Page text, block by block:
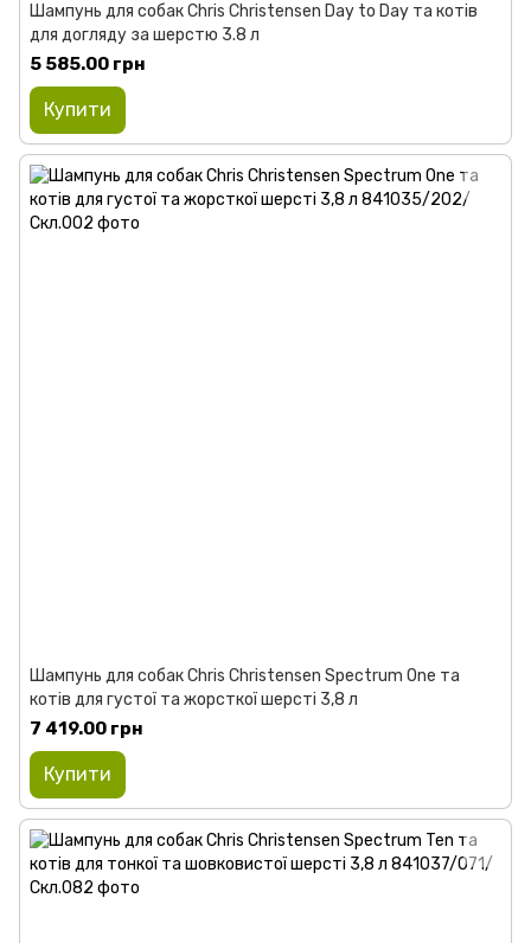
Шампунь для собак Chris Christensen Day to Day та котів
для догляду за шерстю 3.8 л
5 585.00 грн
Купити
Шампунь для собак Chris Christensen Spectrum One та
котів для густої та жорсткої шерсті 3,8 л
7 419.00 грн
Купити